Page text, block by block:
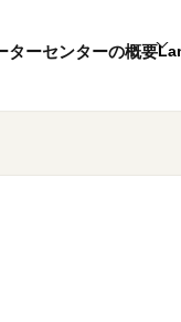
ターセンターの概要
ご利用案内